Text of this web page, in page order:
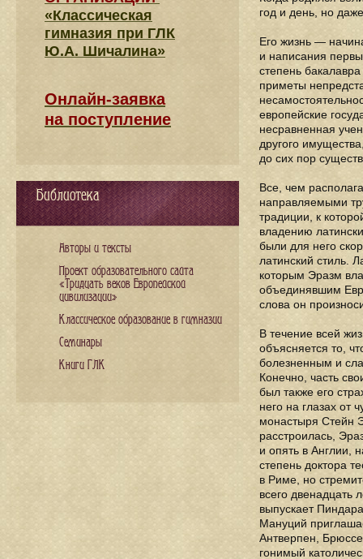
год и день, но
Его жизнь —
и написания
степень
приметы
европейские
несравненная
другого
до сих пор
Все, чем
направляемыми
традиции, к
владению
были для него
латинский стиль.
которым Эразм
объединявшим
слова он
В течение всей
объясняется то,
болезненным и
Конечно, часть
был также его
него на глазах от
монастыря Стейн
расстроилась,
и опять в Англии,
степень доктора
в Риме, но
всего двенадцать
выпускает
Мануций
Антверпен,
гонимый
«Классическая
гимназия при ГЛК
Ю.А. Шичалина»
Онлайн-заявка
на поступление
Библиотека
Авторы и тексты
Проект образовательного сайта
«Тридцать веков Европейской
цивилизации»
Классическое образование в гимназии
Семинары
Книги ГЛК